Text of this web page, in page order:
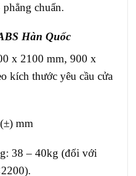
chuẩn.
Hàn Quốc
x 2100 mm, 900 x
kích thước yêu cầu cửa
mm
38 – 40kg (đối với